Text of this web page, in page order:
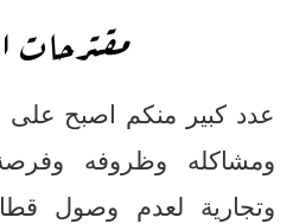
مقترحات
عدد كبير منكم اصبح على
ومشاكله وظروفه
وتجارية لعدم وصول